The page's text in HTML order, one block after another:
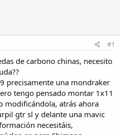
#1
de carbono chinas, necesito
precisamente una mondraker
tengo pensado montar 1x11
modificándola, atrás ahora
gtr sl y delante una mavic
necesitáis,